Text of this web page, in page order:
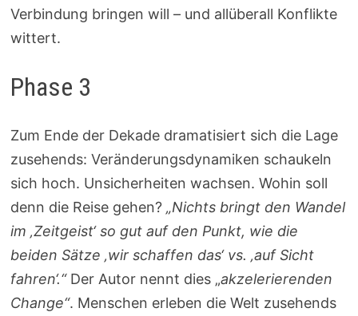
Verbindung bringen will – und allüberall Konflikte
wittert.
Phase 3
Zum Ende der Dekade dramatisiert sich die Lage
zusehends: Veränderungsdynamiken schaukeln
sich hoch. Unsicherheiten wachsen. Wohin soll
denn die Reise gehen?„Nichts bringt den Wandel
im ‚Zeitgeist‘ so gut auf den Punkt, wie die
beiden Sätze ‚wir schaffen das‘ vs. ‚auf Sicht
fahren‘.“Der Autor nennt dies „akzelerierenden
Change“. Menschen erleben die Welt zusehends